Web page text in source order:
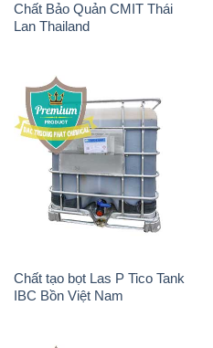
Chất Bảo Quản CMIT Thái
Lan Thailand
Chất tạo bọt Las P Tico Tank
IBC Bồn Việt Nam